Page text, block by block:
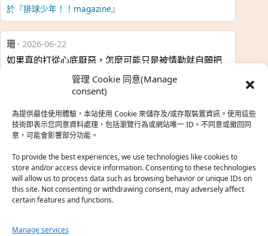
管理 Cookie 同意(Manage
consent)
為提供最佳使用體驗，本站使用 Cookie 來儲存及/或存取裝置資訊。使用這些
技術即表示您同意資料處理，包括瀏覽行為或網站唯一 ID。不同意或撤回同
意，可能會影響部分功能。
To provide the best experiences, we use technologies like cookies to
store and/or access device information. Consenting to these technologies
will allow us to process data such as browsing behavior or unique IDs on
this site. Not consenting or withdrawing consent, may adversely affect
certain features and functions.
Manage services
於『排球少年！！magazine』
珊· 2026-06-22
如果真的打從心底厭惡，怎麼可能只是被情勒就自願把
熱帶魚·2026-06-22
之前看到網路上有人說灰二自私情勒大家陪他圓夢，但
真…
於『強風吹拂』
珊· 2026-06-18
第…